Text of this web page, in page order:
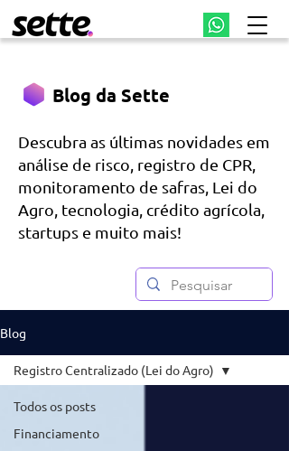
Blog da Sette
Descubra as últimas novidades em
análise de risco, registro de CPR,
monitoramento de safras, Lei do
Agro, tecnologia, crédito agrícola,
startups e muito mais!
Blog
Todos os posts
Financiamento
Registro Centralizado (Lei do Agro)